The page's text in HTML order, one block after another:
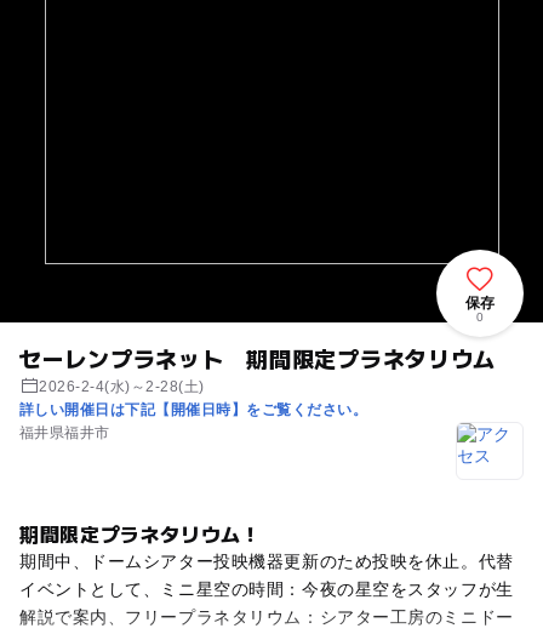
セーレンプラネット 期間限定プラネタリウム
2026-2-4(水)～2-28(土)
詳しい開催日は下記【開催日時】をご覧ください。
福井県福井市
保存
0
期間限定プラネタリウム！
期間中、ドームシアター投映機器更新のため投映を休止。代替
イベントとして、ミニ星空の時間：今夜の星空をスタッフが生
解説で案内、フリープラネタリウム：シアター工房のミニドー